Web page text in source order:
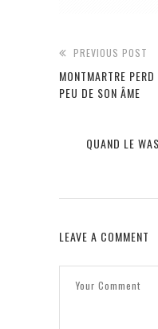
PREVIOUS POST
MONTMARTRE
PEU DE SON ÂME
QUAND LE
LEAVE A COMMENT